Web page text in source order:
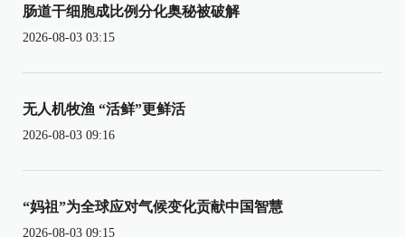
肠道干细胞成比例分化奥秘被破解
2026-08-03 03:15
无人机牧渔 “活鲜”更鲜活
2026-08-03 09:16
“妈祖”为全球应对气候变化贡献中国智慧
2026-08-03 09:15